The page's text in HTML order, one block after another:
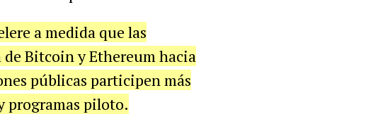
a medida que las
Bitcoin y Ethereum hacia
públicas participen más
programas piloto.